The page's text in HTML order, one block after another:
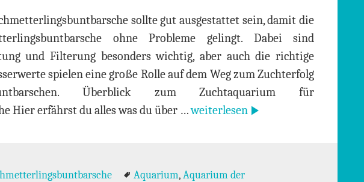
sollte gut ausgestattet sein, damit die
ohne Probleme gelingt. Dabei sind
und Filterung besonders wichtig, aber auch die richtige
spielen eine große Rolle auf dem Weg zum Zuchterfolg
Überblick zum Zuchtaquarium für
Hier erfährst du alles was du über …Zuchtaquarium für
weiterlesen
Schlagwörter
Aquarium,Aquarium der